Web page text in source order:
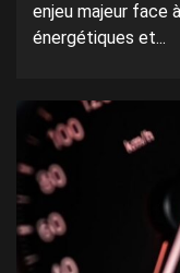
enjeu majeur face
énergétiques et...